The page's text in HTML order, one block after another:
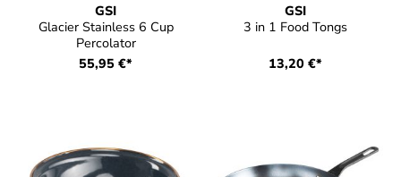
GSI
Glacier Stainless 6 Cup
Percolator
55,95 €*
GSI
3 in 1 Food Tongs
13,20 €*